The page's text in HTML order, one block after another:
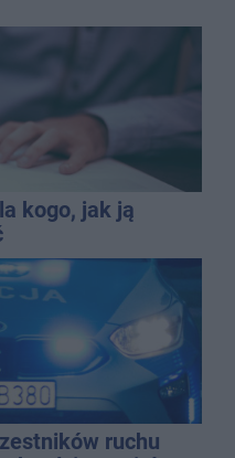
kogo, jak ją
ruchu